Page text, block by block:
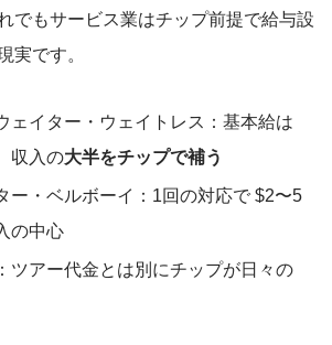
でもサービス業はチップ前提で給与設
実です。
ェイター・ウェイトレス：基本給は
収入の大半をチップで補う
ー・ベルボーイ：1回の対応で $2〜5
の中心
ツアー代金とは別にチップが日々の